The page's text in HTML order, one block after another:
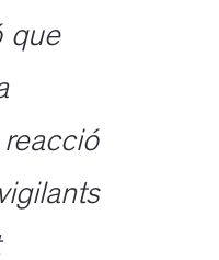
que